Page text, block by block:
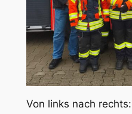
Von links nach rechts: